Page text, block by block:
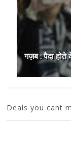
गज़ब : पैदा
Deals you cant